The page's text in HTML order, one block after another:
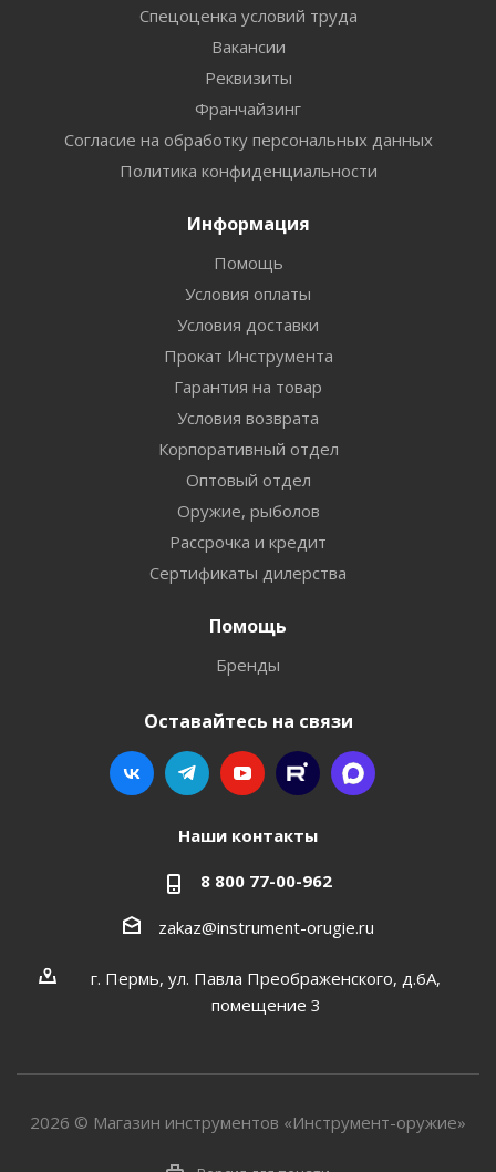
Спецоценка условий труда
Вакансии
Реквизиты
Франчайзинг
Согласие на обработку персональных данных
Политика конфиденциальности
Информация
Помощь
Условия оплаты
Условия доставки
Прокат Инструмента
Гарантия на товар
Условия возврата
Корпоративный отдел
Оптовый отдел
Оружие, рыболов
Рассрочка и кредит
Сертификаты дилерства
Помощь
Бренды
Оставайтесь на связи
Наши контакты
8 800 77-00-962
zakaz@instrument-orugie.ru
г. Пермь, ул. Павла Преображенского, д.6А,
помещение 3
2026 © Магазин инструментов «Инструмент-оружие»